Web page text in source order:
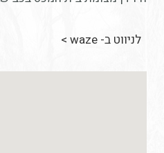
לניווט‭ ‬ב-‭‬waze‭ ‬ >